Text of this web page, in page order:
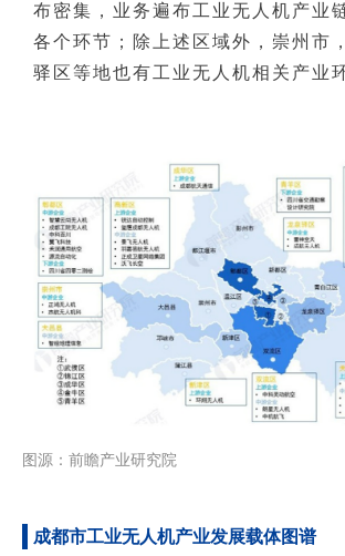
布密集，业务遍布工业无人机产业
各个环节；除上述区域外，崇州市
驿区等地也有工业无人机相关产业
图源：前瞻产业研究院
成都市工业无人机产业发展载体图谱